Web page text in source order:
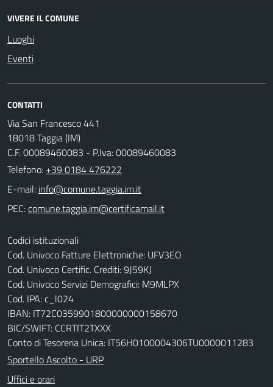
VIVERE IL COMUNE
Luoghi
Eventi
CONTATTI
Via San Francesco 441
18018 Taggia (IM)
C.F. 00089460083 - P.Iva: 00089460083
Telefono: +39 0184 476222
E-mail:
PEC:
Codici istituzionali
Cod. Univoco Fatture Elettroniche: UFV3EO
Cod. Univoco Certific. Crediti: 9J59KJ
Cod. Univoco Servizi Demografici: M9MLPX
Cod. IPA: c_l024
IBAN: IT72C0359901800000000158670
BIC/SWIFT: CCRTIT2TXXX
Conto di Tesoreria Unica: IT56H0100004306TU0000011283
Sportello Ascolto - URP
Uffici e orari